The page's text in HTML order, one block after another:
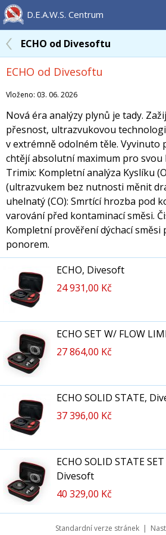
D.E.A.W.S. Centrum
ECHO od Divesoftu
ECHO od Divesoftu
Vloženo: 03. 06. 2026
Nová éra analýzy plynů je tady.
přesnost, ultrazvukovou
v extrémně odolném těle. Vyvinuto
chtějí absolutní maximum pro
Trimix: Kompletní analýza Kyslíku
(ultrazvukem bez nutnosti měnit
uhelnatý (CO): Smrtící hrozba pod
varování před kontaminací směsi.
Kompletní prověření dýchací směsi
ponorem.
ECHO, Divesoft
24 931,00 Kč
ECHO SET W/ FLOW
27 864,00 Kč
ECHO SOLID STATE,
37 396,00 Kč
ECHO SOLID STATE
Divesoft
40 329,00 Kč
Standardní verze stránek|